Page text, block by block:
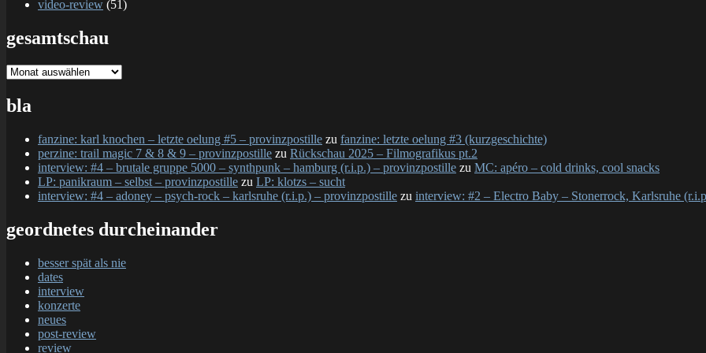
video-review (51)
gesamtschau
gesamtschau
bla
fanzine: karl knochen – letzte oelung #5 – provinzpostille zu fanzine: letzte oelung #3 (kurzgeschichte)
perzine: trail magic 7 & 8 & 9 – provinzpostille zu Rückschau 2025 – Filmografikus pt.2
interview: #4 – brutale gruppe 5000 – synthpunk – hamburg (r.i.p.) – provinzpostille zu MC: apéro – cold drinks, cool snacks
LP: panikraum – selbst – provinzpostille zu LP: klotzs – sucht
interview: #4 – adoney – psych-rock – karlsruhe (r.i.p.) – provinzpostille zu interview: #2 – Electro Baby – Stonerrock, Karlsruhe
geordnetes durcheinander
besser spät als nie
dates
interview
konzerte
neues
post-review
review